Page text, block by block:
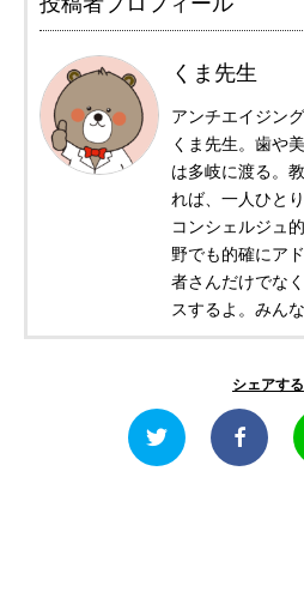
くま先生
アンチエイジン
くま先生。歯や
は多岐に渡る。
れば、一人ひと
コンシェルジュ
野でも的確にア
者さんだけでな
スするよ。みん
シェアする